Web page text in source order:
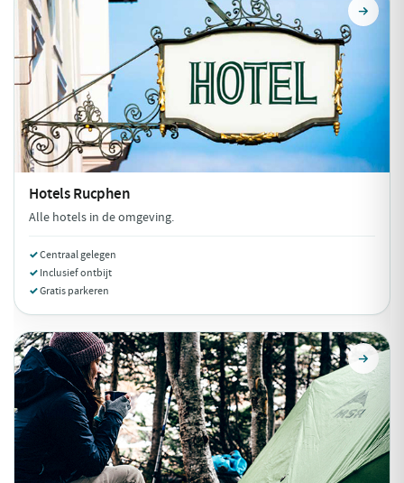
HotelsRucphen
Alle hotels in de omgeving.
Centraal gelegen
Inclusief ontbijt
Gratis parkeren